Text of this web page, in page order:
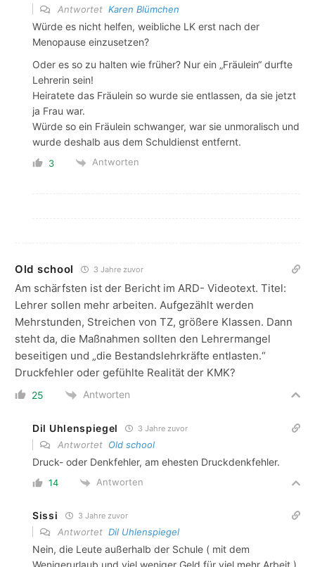
Antwortet Karen Blümchen
Würde es nicht helfen, weibliche LK erst nach der
Menopause einzusetzen?
Oder es so zu halten wie früher? Nur ein „Fräulein“ durfte
Lehrerin sein!
Heiratete das Fräulein so wurde sie entlassen, da sie jetzt
ja Frau war.
Würde so ein Fräulein schwanger, war sie unmoralisch und
wurde deshalb aus dem Schuldienst entfernt.
3 Antworten
Old school 3 Jahre zuvor
Am schärfsten ist der Bericht im ARD- Videotext. Titel:
Lehrer sollen mehr arbeiten. Aufgezählt werden
Mehrstunden, Streichen von TZ, größere Klassen. Dann
steht da, die Maßnahmen sollten den Lehrermangel
beseitigen und „die Bestandslehrkräfte entlasten.“
Druckfehler oder gefühlte Realität der KMK?
25 Antworten
Dil Uhlenspiegel 3 Jahre zuvor
Antwortet Old school
Druck- oder Denkfehler, am ehesten Druckdenkfehler.
14 Antworten
Sissi 3 Jahre zuvor
Antwortet Dil Uhlenspiegel
Nein, die Leute außerhalb der Schule ( mit dem
Wenigerurlaub und viel weniger Geld für viel mehr Arbeit )